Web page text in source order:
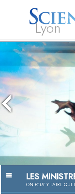
Lyon
L. Ron Hubbard
LES
ON PEUTY FAIRE